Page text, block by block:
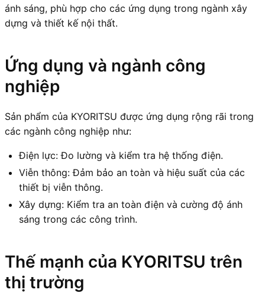
ánh sáng, phù hợp cho các ứng dụng trong ngành xây
dựng và thiết kế nội thất.
Ứng dụng và ngành công
nghiệp
Sản phẩm của KYORITSU được ứng dụng rộng rãi trong
các ngành công nghiệp như:
Điện lực: Đo lường và kiểm tra hệ thống điện.
Viễn thông: Đảm bảo an toàn và hiệu suất của các
thiết bị viễn thông.
Xây dựng: Kiểm tra an toàn điện và cường độ ánh
sáng trong các công trình.
Thế mạnh của KYORITSU trên
thị trường